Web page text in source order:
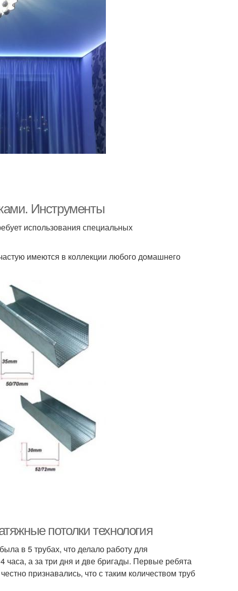
Инструменты
использования специальных
имеются в коллекции любого домашнего
потолки технология
в 5 трубах, что делало работу для
часа, а за три дня и две бригады. Первые ребята
признавались, что с таким количеством труб